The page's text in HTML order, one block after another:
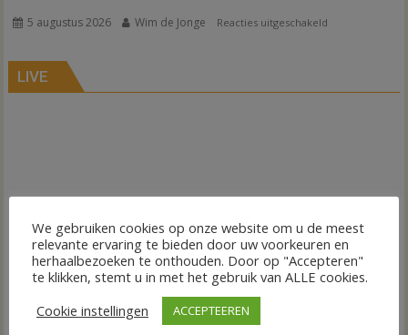
5 augustus 2026 Wim de Jonge Reacties uitgeschakeld
LIVE
We gebruiken cookies op onze website om u de meest
relevante ervaring te bieden door uw voorkeuren en
herhaalbezoeken te onthouden. Door op "Accepteren"
te klikken, stemt u in met het gebruik van ALLE cookies.
Cookie instellingen
ACCEPTEEREN